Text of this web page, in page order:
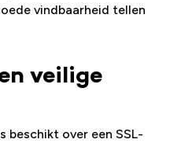
vindbaarheid tellen
veilige
beschikt over een SSL-